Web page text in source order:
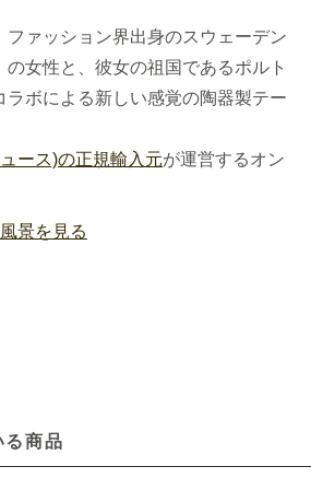
ファッション界出身のスウェーデン
の女性と、彼女の祖国であるポルト
ラボによる新しい感覚の陶器製テー
ース)の正規輸入元が運営するオン
景を見る
る商品